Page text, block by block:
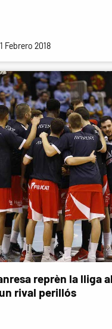
Febrero 2018
reprèn la lliga
rival perillós